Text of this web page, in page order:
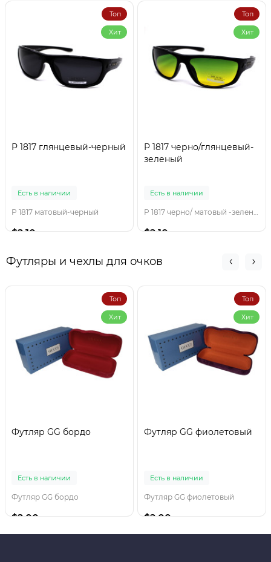
Топ
Хит
P 1817 глянцевый-черный
Есть в наличии
P 1817 матовый-черный
$2.10
Топ
Хит
P 1817 черно/глянцевый-
зеленый
Есть в наличии
P 1817 черно/ матовый -зеленый
$2.10
Футляры и чехлы для очков
Топ
Хит
Футляр GG бордо
Есть в наличии
Футляр GG бордо
$2.00
Топ
Хит
Футляр GG фиолетовый
Есть в наличии
Футляр GG фиолетовый
$2.00